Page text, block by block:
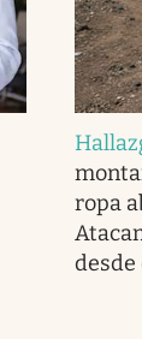
ropa
desde